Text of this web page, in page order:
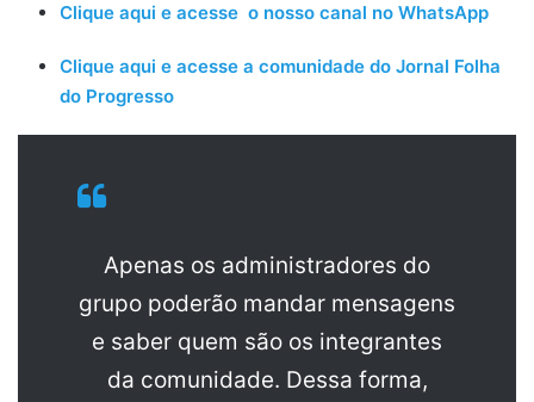
Clique aqui e acesse o nosso canal no WhatsApp
Clique aqui e acesse a comunidade do Jornal Folha
do Progresso
Apenas os administradores do
grupo poderão mandar mensagens
e saber quem são os integrantes
da comunidade. Dessa forma,